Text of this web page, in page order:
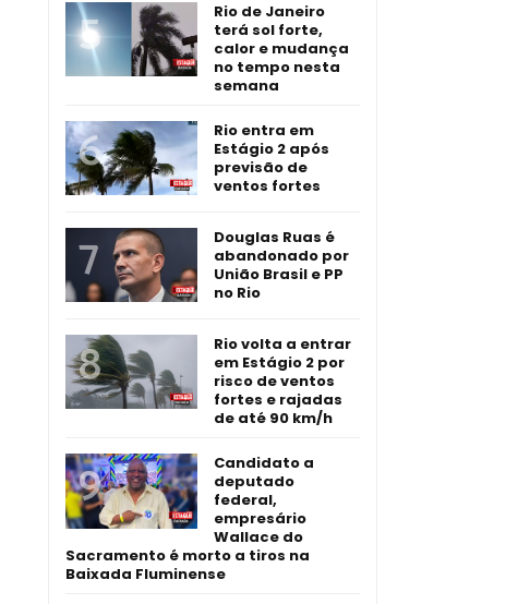
Rio de Janeiro
terá sol forte,
calor e mudança
no tempo nesta
semana
Rio entra em
Estágio 2 após
previsão de
ventos fortes
Douglas Ruas é
abandonado por
União Brasil e PP
no Rio
Rio volta a entrar
em Estágio 2 por
risco de ventos
fortes e rajadas
de até 90 km/h
Candidato a
deputado
federal,
empresário
Wallace do
Sacramento é morto a tiros na
Baixada Fluminense